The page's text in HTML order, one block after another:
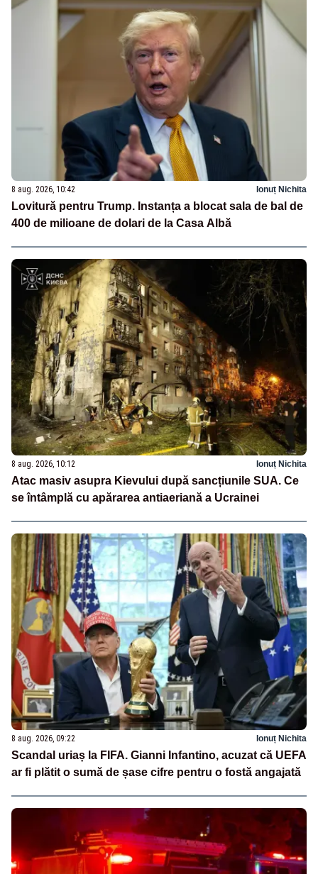
8 aug. 2026, 10:42 Ionuț Nichita
Lovitură pentru Trump. Instanța a blocat sala de bal de
400 de milioane de dolari de la Casa Albă
8 aug. 2026, 10:12 Ionuț Nichita
Atac masiv asupra Kievului după sancțiunile SUA. Ce
se întâmplă cu apărarea antiaeriană a Ucrainei
8 aug. 2026, 09:22 Ionuț Nichita
Scandal uriaș la FIFA. Gianni Infantino, acuzat că UEFA
ar fi plătit o sumă de șase cifre pentru o fostă angajată